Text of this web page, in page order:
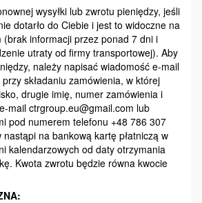
wysyłki lub zwrotu pieniędzy, jeśli
dotarło do Ciebie i jest to widoczne na
(brak informacji przez ponad 7 dni i
utraty od firmy transportowej). Aby
należy napisać wiadomość e-mail
składaniu zamówienia, w której
drugie imię, numer zamówienia i
mail ctrgroup.eu@gmail.com lub
pod numerem telefonu +48 786 307
na bankową kartę płatniczą w
kalendarzowych od daty otrzymania
Kwota zwrotu będzie równa kwocie